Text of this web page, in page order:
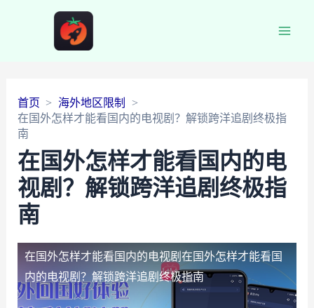
首页
海外地区限制
在国外怎样才能看国内的电视剧？解锁跨洋追剧终极指
南
在国外怎样才能看国内的电
视剧？解锁跨洋追剧终极指
南
在国外怎样才能看国内的电视剧 在国外怎样才能看国
内的电视剧？解锁跨洋追剧终极指南